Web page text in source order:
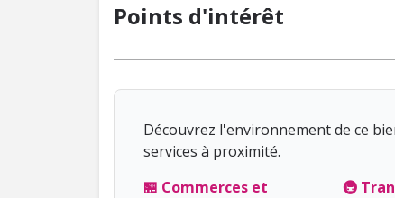
Points d'intérêt
Découvrez l'environnement de ce
services à proximité.
🏪 Commerces et
🚇